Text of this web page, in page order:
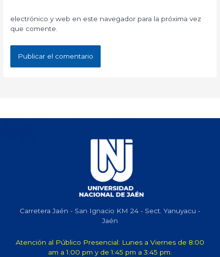
electrónico y web en este navegador para la próxima vez
que comente.
Carretera Jaén - San Ignacio KM 24 - Sect. Yanuyacu -
Jaén
Atención al Público Presencial: Lunes a Viernes de 8:00
am a 1:00 pm y de 1:45 pm a 3:45 pm.